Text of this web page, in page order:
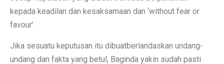
kepada keadilan dan kesaksamaan dan ‘without fear or
favour’.
Jika sesuatu keputusan itu dibuatberlandaskan undang-
undang dan fakta yang betul, Baginda yakin sudah pasti